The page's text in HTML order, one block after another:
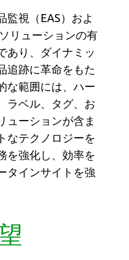
監視（EAS）およ
リューションの有
あり、ダイナミッ
追跡に革命をもた
な範囲には、ハー
ラベル、タグ、お
ューションが含ま
なテクノロジーを
を強化し、効率を
タインサイトを強